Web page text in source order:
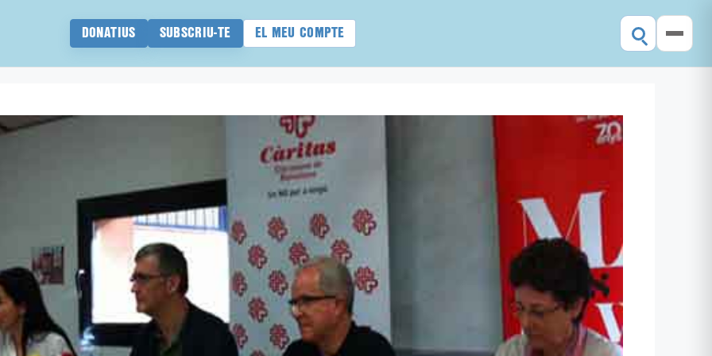
DONATIUS SUBSCRIU-TE EL MEU COMPTE